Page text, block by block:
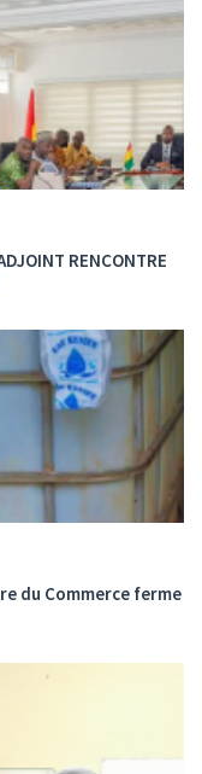
RENCONTRE
du Commerce ferme